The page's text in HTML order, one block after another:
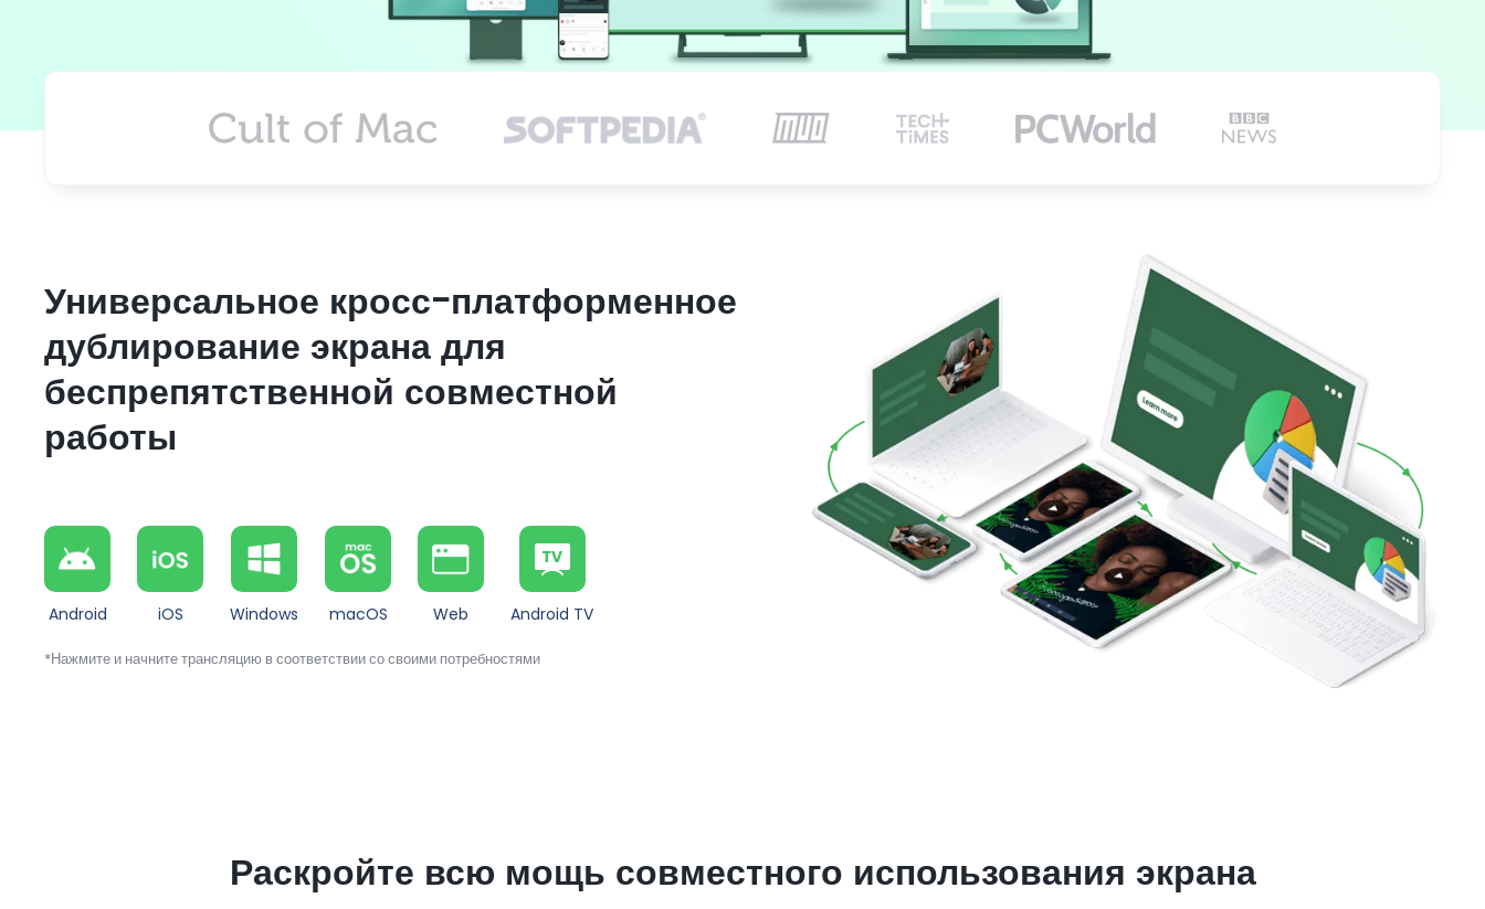
Универсальное кросс-платформенное
дублирование экрана для
беспрепятственной совместной
работы
Android iOS Windows macOS Web Android TV
*Нажмите и начните трансляцию в соответствии со своими потребностями
Раскройте всю мощь совместного использования экрана